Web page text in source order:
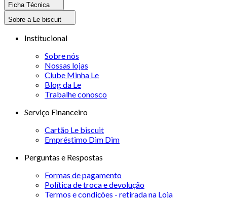
Ficha Técnica
Sobre a Le biscuit
Institucional
Sobre nós
Nossas lojas
Clube Minha Le
Blog da Le
Trabalhe conosco
Serviço Financeiro
Cartão Le biscuit
Empréstimo Dim Dim
Perguntas e Respostas
Formas de pagamento
Política de troca e devolução
Termos e condições - retirada na Loja